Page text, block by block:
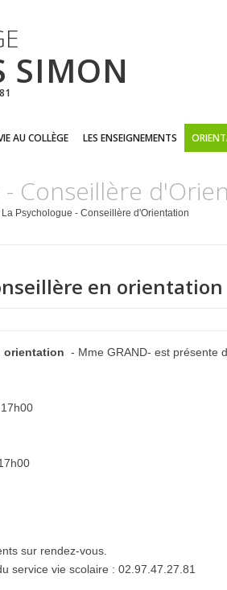
SIMON
AU COLLÈGE LES ENSEIGNEMENTS
- Conseillère
La Psychologue - Conseillère d'Orientation
en orientation
orientation - Mme GRAND- est présente
sur rendez-vous.
service vie scolaire : 02.97.47.27.81